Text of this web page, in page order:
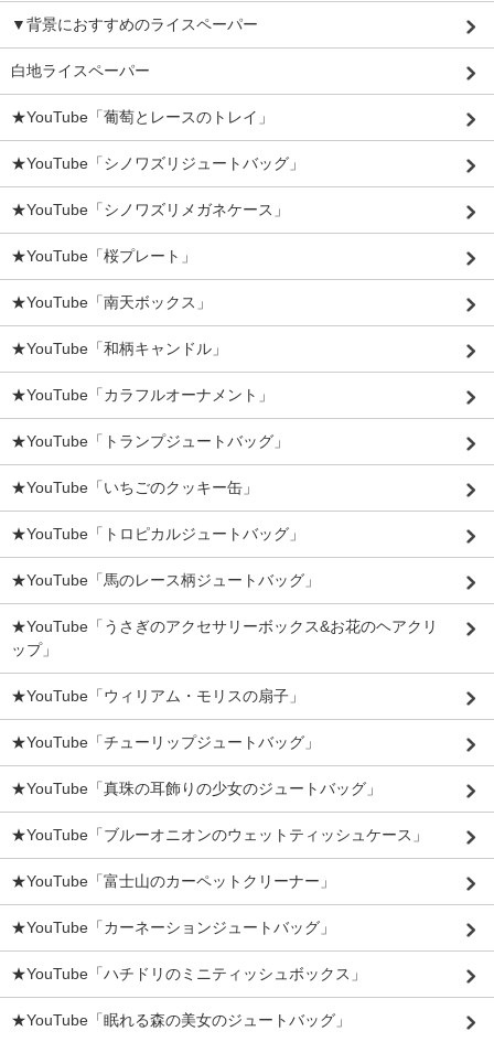
▼背景におすすめのライスペーパー
白地ライスペーパー
★YouTube「葡萄とレースのトレイ」
★YouTube「シノワズリジュートバッグ」
★YouTube「シノワズリメガネケース」
★YouTube「桜プレート」
★YouTube「南天ボックス」
★YouTube「和柄キャンドル」
★YouTube「カラフルオーナメント」
★YouTube「トランプジュートバッグ」
★YouTube「いちごのクッキー缶」
★YouTube「トロピカルジュートバッグ」
★YouTube「馬のレース柄ジュートバッグ」
★YouTube「うさぎのアクセサリーボックス&お花のヘアクリ
ップ」
★YouTube「ウィリアム・モリスの扇子」
★YouTube「チューリップジュートバッグ」
★YouTube「真珠の耳飾りの少女のジュートバッグ」
★YouTube「ブルーオニオンのウェットティッシュケース」
★YouTube「富士山のカーペットクリーナー」
★YouTube「カーネーションジュートバッグ」
★YouTube「ハチドリのミニティッシュボックス」
★YouTube「眠れる森の美女のジュートバッグ」